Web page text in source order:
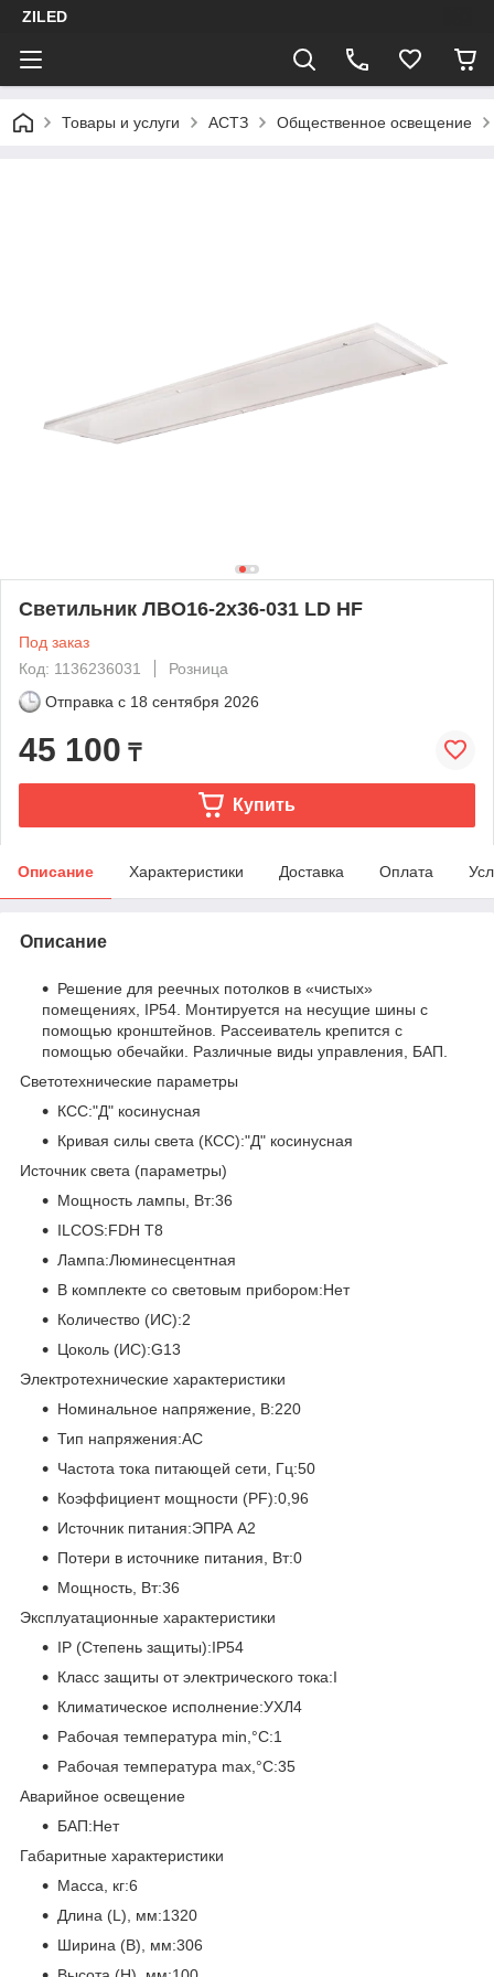
ZILED
Товары и услуги АСТЗ Общественное освещение
Светильник ЛВО16-2х36-031 LD HF
Под заказ
Код: 1136236031
Розница
Отправка с 18 сентября 2026
45 100 ₸
Купить
Описание Характеристики Доставка Оплата
Описание
Решение для реечных потолков в «чистых»
помещениях, IP54. Монтируется на несущие шины с
помощью кронштейнов. Рассеиватель крепится с
помощью обечайки. Различные виды управления, БАП.
Светотехнические параметры
КСС:"Д" косинусная
Кривая силы света (КСС):"Д" косинусная
Источник света (параметры)
Мощность лампы, Вт:36
ILCOS:FDH T8
Лампа:Люминесцентная
В комплекте со световым прибором:Нет
Количество (ИС):2
Цоколь (ИС):G13
Электротехнические характеристики
Номинальное напряжение, В:220
Тип напряжения:AC
Частота тока питающей сети, Гц:50
Коэффициент мощности (PF):0,96
Источник питания:ЭПРА А2
Потери в источнике питания, Вт:0
Мощность, Вт:36
Эксплуатационные характеристики
IP (Степень защиты):IP54
Класс защиты от электрического тока:I
Климатическое исполнение:УХЛ4
Рабочая температура min,°C:1
Рабочая температура max,°C:35
Аварийное освещение
БАП:Нет
Габаритные характеристики
Масса, кг:6
Длина (L), мм:1320
Ширина (B), мм:306